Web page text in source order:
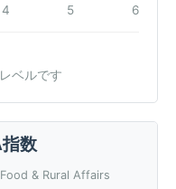
4 5 6
ベルです
数
& Rural Affairs